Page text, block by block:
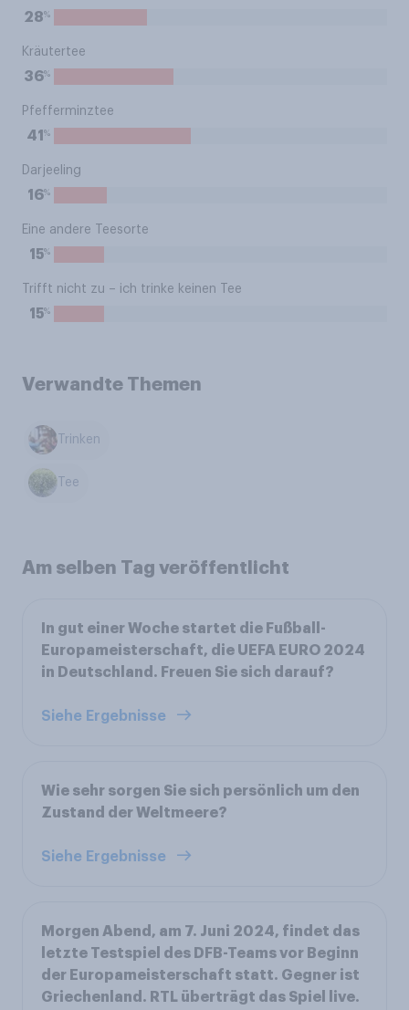
28%
Kräutertee
36%
Pfefferminztee
41 %
Darjeeling
16%
Eine andere Teesorte
15%
Trifft nicht zu – ich trinke keinen Tee
15%
Verwandte Themen
Trinken
Tee
Am selben Tag veröffentlicht
In gut einer Woche startet die Fußball-
Europameisterschaft, die UEFA EURO 2024
in Deutschland. Freuen Sie sich darauf?
Siehe Ergebnisse
Wie sehr sorgen Sie sich persönlich um den
Zustand der Weltmeere?
Siehe Ergebnisse
Morgen Abend, am 7. Juni 2024, findet das
letzte Testspiel des DFB-Teams vor Beginn
der Europameisterschaft statt. Gegner ist
Griechenland. RTL überträgt das Spiel live.